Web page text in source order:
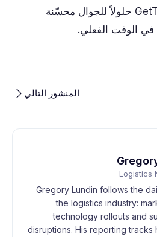
المحمول مثل GetTransport حلولاً للجوال محسّنة
الوقت الفعلي.
المنشور التالي
Logistics
Gregory Lundin follows the
the logistics industry:
technology rollouts and
disruptions. His reporting tracks